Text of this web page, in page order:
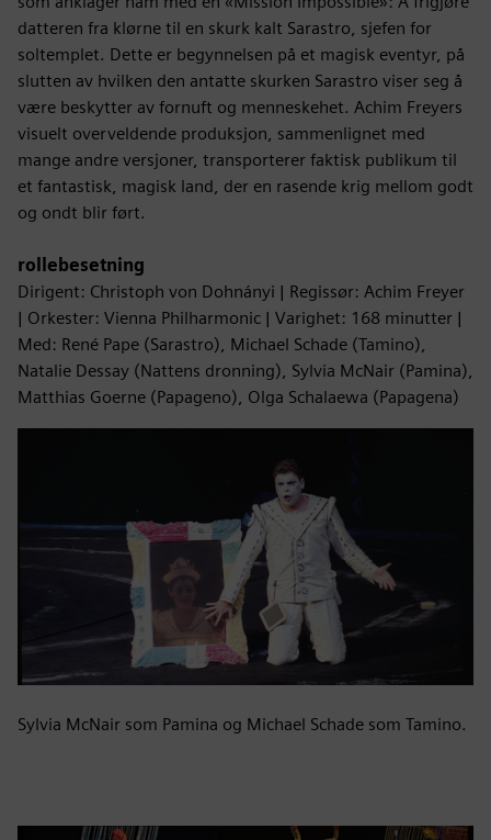
datteren fra klørne til en skurk kalt Sarastro, sjefen for
soltemplet. Dette er begynnelsen på et magisk eventyr, på
slutten av hvilken den antatte skurken Sarastro viser seg å
være beskytter av fornuft og menneskehet. Achim Freyers
visuelt overveldende produksjon, sammenlignet med
mange andre versjoner, transporterer faktisk publikum til
et fantastisk, magisk land, der en rasende krig mellom godt
og ondt blir ført.
rollebesetning
Dirigent: Christoph von Dohnányi | Regissør: Achim Freyer
| Orkester: Vienna Philharmonic | Varighet: 168 minutter |
Med: René Pape (Sarastro), Michael Schade (Tamino),
Natalie Dessay (Nattens dronning), Sylvia McNair (Pamina),
Matthias Goerne (Papageno), Olga Schalaewa (Papagena)
Sylvia McNair som Pamina og Michael Schade som Tamino.